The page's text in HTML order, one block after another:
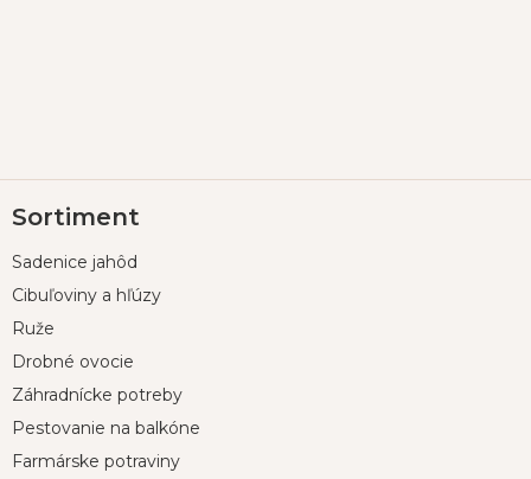
á
ä
Sortiment
Sadenice jahôd
Cibuľoviny a hľúzy
Ruže
Drobné ovocie
Záhradnícke potreby
Pestovanie na balkóne
Farmárske potraviny